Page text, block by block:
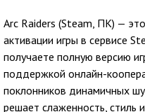
Arc Raiders (Steam, ПК) —
активации игры в сервисе
получаете полную версию
поддержкой онлайн-
поклонников динамичных
решает слаженность, стиль